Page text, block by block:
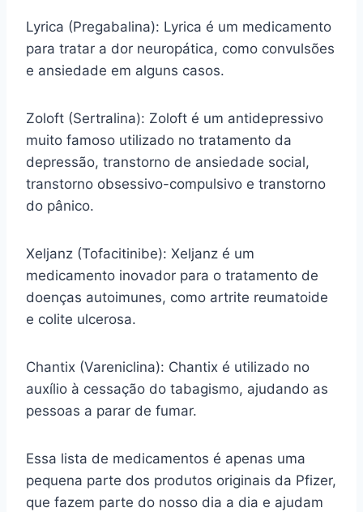
Lyrica (Pregabalina): Lyrica é um medicamento
para tratar a dor neuropática, como convulsões
e ansiedade em alguns casos.
Zoloft (Sertralina): Zoloft é um antidepressivo
muito famoso utilizado no tratamento da
depressão, transtorno de ansiedade social,
transtorno obsessivo-compulsivo e transtorno
do pânico.
Xeljanz (Tofacitinibe): Xeljanz é um
medicamento inovador para o tratamento de
doenças autoimunes, como artrite reumatoide
e colite ulcerosa.
Chantix (Vareniclina): Chantix é utilizado no
auxílio à cessação do tabagismo, ajudando as
pessoas a parar de fumar.
Essa lista de medicamentos é apenas uma
pequena parte dos produtos originais da Pfizer,
que fazem parte do nosso dia a dia e ajudam